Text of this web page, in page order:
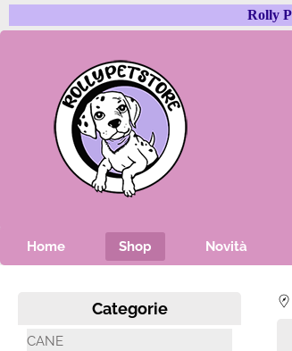
Rolly
Home
Shop Novità
Categorie
CANE